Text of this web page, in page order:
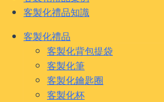
客製化禮品知識
客製化禮品
客製化背包提袋
客製化筆
客製化鑰匙圈
客製化杯